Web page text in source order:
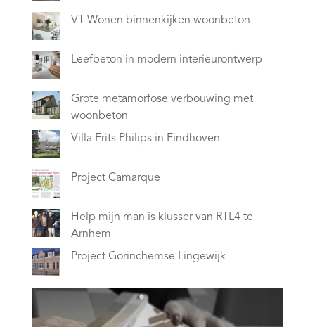
VT Wonen binnenkijken woonbeton
Leefbeton in modern interieurontwerp
Grote metamorfose verbouwing met
woonbeton
Villa Frits Philips in Eindhoven
Project Camarque
Help mijn man is klusser van RTL4 te
Arnhem
Project Gorinchemse Lingewijk